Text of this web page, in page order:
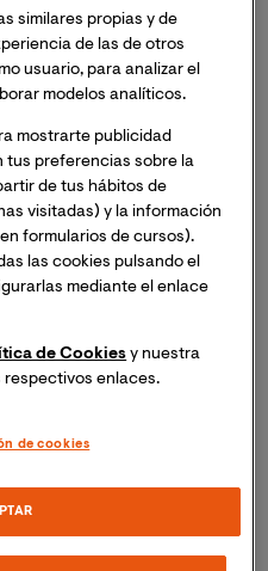
2022, a las 18:00h (hora
Colombia, Ecuador
online “Evaluación
tecnologías”.
el mismo día del
a la sesión online.
cómo la realidad virtual
neuropsicológica
gestión clínica y cómo
a cabo. También
clínicos reales y
similares propias y de
de las de otros
usuario, para analizar el
modelos analíticos.
mostrarte publicidad
tus preferencias sobre la
de tus hábitos de
visitadas) y la información
formularios de cursos).
las cookies pulsando el
mediante el enlace
de Cookies y nuestra
respectivos enlaces.
de cookies